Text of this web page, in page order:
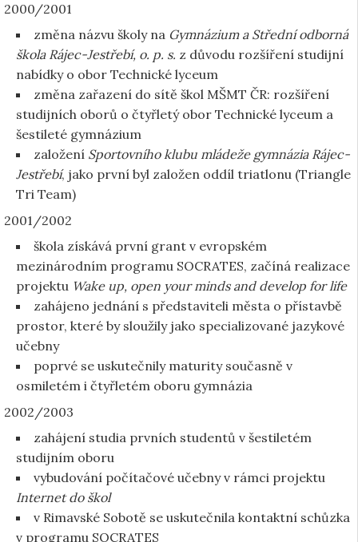
2000/2001
změna názvu školy na Gymnázium a Střední odborná
škola Rájec-Jestřebí, o. p. s. z důvodu rozšíření studijní
nabídky o obor Technické lyceum
změna zařazení do sítě škol MŠMT ČR: rozšíření
studijních oborů o čtyřletý obor Technické lyceum a
šestileté gymnázium
založení Sportovního klubu mládeže gymnázia Rájec-
Jestřebí, jako první byl založen oddíl triatlonu (Triangle
Tri Team)
2001/2002
škola získává první grant v evropském
mezinárodním programu SOCRATES, začíná realizace
projektu Wake up, open your minds and develop for life
zahájeno jednání s představiteli města o přístavbě
prostor, které by sloužily jako specializované jazykové
učebny
poprvé se uskutečnily maturity současně v
osmiletém i čtyřletém oboru gymnázia
2002/2003
zahájení studia prvních studentů v šestiletém
studijním oboru
vybudování počítačové učebny v rámci projektu
Internet do škol
v Rimavské Sobotě se uskutečnila kontaktní schůzka
v programu SOCRATES